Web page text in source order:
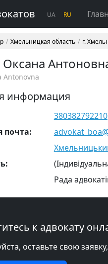
UA RU
Хмельницкая область г.
Antonovna
информация
380382792210
почта:
Рада
к адвокату
оставьте свою